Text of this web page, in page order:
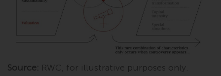
Redwheel Europe
Fondsmæglerselskab A/S, die von
der dänischen
Finanzaufsichtsbehörde reguliert
Source: RWC, for illustrative purposes only.